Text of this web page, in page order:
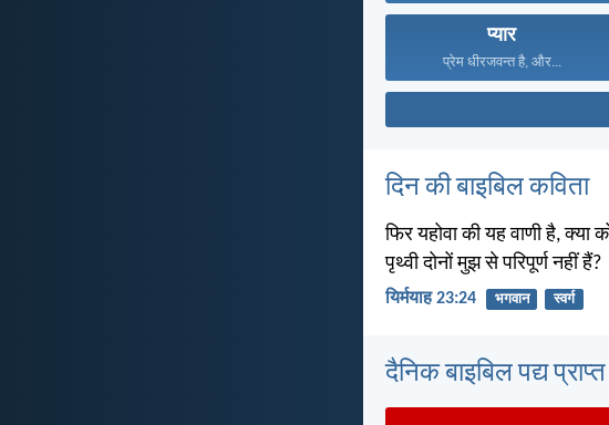
प्यार
प्रेम धीरजवन्त है, और...
दिन की बाइबिल कविता
फिर यहोवा की यह वाणी है,
पृथ्वी दोनों मुझ से परिपूर्ण नहीं हैं?
यिर्मयाह 23:24 भगवान स्वर्ग
दैनिक बाइबिल पद्य